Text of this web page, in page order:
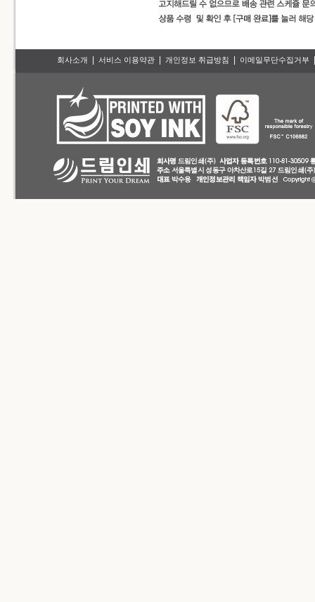
회사소개 |서비스 이용약관 |개인정보 취급방침 이메일무단수집거부